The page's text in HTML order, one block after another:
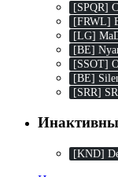
[SPQR]
[FRWL]
[LG]
[BE]
[SSOT]
[BE]
[SRR]
[KND]